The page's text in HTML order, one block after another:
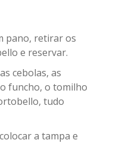
pano, retirar os
e reservar.
cebolas, as
funcho, o tomilho
tudo
a tampa e